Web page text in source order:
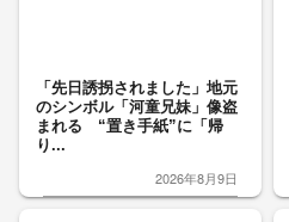
「先日誘拐されました」地元
のシンボル「河童兄妹」像盗
まれる “置き手紙”に「帰
り...
2026年8月9日